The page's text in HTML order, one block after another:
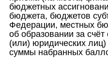
бюджетных
бюджета, бюджетов
Федерации, местных
об образовании за
(или) юридических
суммы набранных